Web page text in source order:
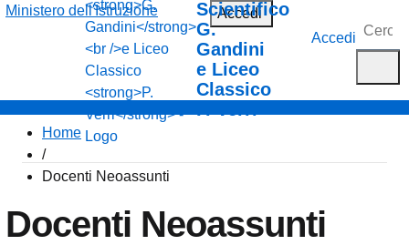
Ministero dell'Istruzione Accedi
Scientifico
G.
Gandini
e Liceo
Classico
Accedi
Home
/
Docenti Neoassunti
Docenti Neoassunti